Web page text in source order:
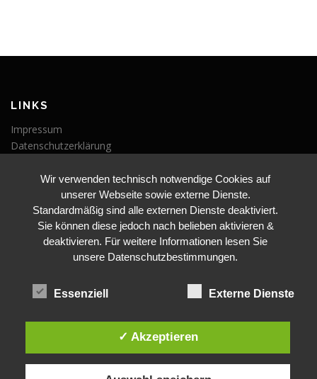
LINKS
Impressum
Datenschutzerklärung
VERANSTALTUNGEN
Veranstaltungen
Wir verwenden technisch notwendige Cookies auf
unserer Webseite sowie externe Dienste.
Standardmäßig sind alle externen Dienste deaktiviert.
Sie können diese jedoch nach belieben aktivieren &
deaktivieren. Für weitere Informationen lesen Sie
unsere Datenschutzbestimmungen.
Essenziell Externe Dienste
✓ Akzeptieren